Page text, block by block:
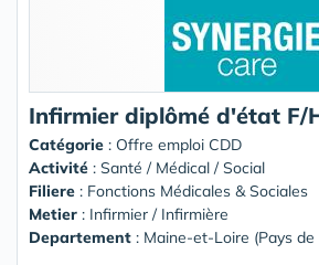
Infirmier diplômé d'état F/
Catégorie : Offre emploi CDD
Activité : Santé / Médical / Social
Filiere : Fonctions Médicales & Sociales
Metier : Infirmier / Infirmière
Departement : Maine-et-Loire (Pays de